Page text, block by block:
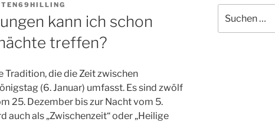
kann ich schon
treffen?
Tradition, die die Zeit zwischen
(6. Januar) umfasst. Es sind zwölf
25. Dezember bis zur Nacht vom 5.
auch als „Zwischenzeit“ oder „Heilige
nach: